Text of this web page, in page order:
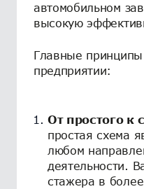
автомобильном
высокую
Главные
предприятии:
От простого к
простая схема
любом
деятельности.
стажера в